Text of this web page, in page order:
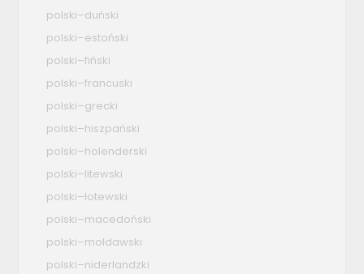
polski–duński
polski–estoński
polski–fiński
polski–francuski
polski–grecki
polski–hiszpański
polski–holenderski
polski–litewski
polski–łotewski
polski–macedoński
polski–mołdawski
polski–niderlandzki